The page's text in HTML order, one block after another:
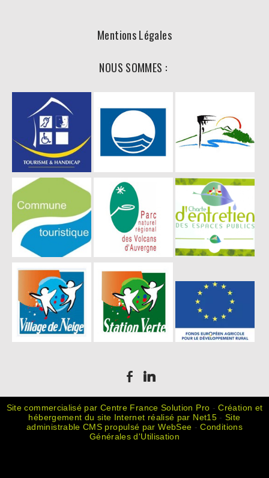
Mentions Légales
NOUS SOMMES :
Site commercialisé par Centre France Solution Pro -Création et
hébergement du site Internet réalisé par Net15 -Site
administrable CMS propulsé par WebSee -Conditions
Générales d'Utilisation